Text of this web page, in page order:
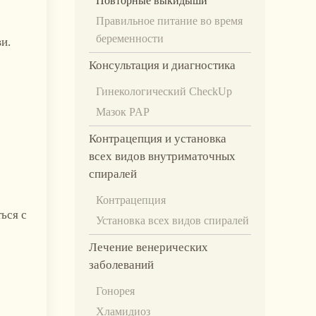
с
Правильное питание во время
беременности
Консультация и диагностика
Гинекологический CheckUp
Мазок PAP
Контрацепция и установка
всех видов внутриматочных
спиралей
Контрацепция
Установка всех видов спиралей
Лечение венерических
заболеваний
Гонорея
Хламидиоз